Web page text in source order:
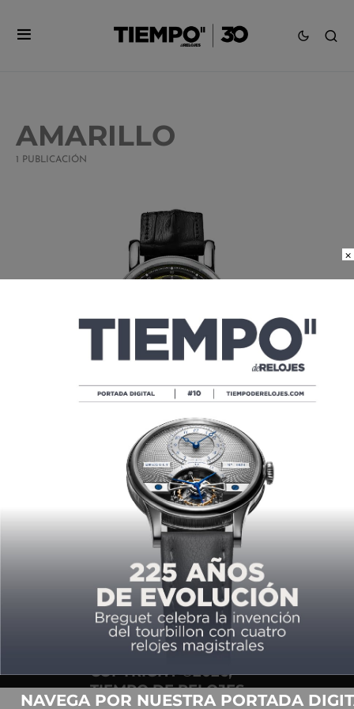
AMARILLO
1 PUBLICACIÓN
EXPLOSIÓN DE COLOR EN EL ATELIER
07/13/2020
COPYRIGHT ©2026,
TIEMPO DE RELOJES.
×
NAVEGA POR NUESTRA PORTADA